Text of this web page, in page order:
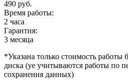
490 руб.
Время работы:
2 часа
Гарантия:
3 месяца
*Указана только стоимость работы
диска (yе учитываются работы по
сохранения данных)